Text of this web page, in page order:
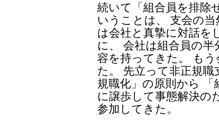
続いて「組合員を排除
いうことは、 支会の
は会社と真摯に対話を
に、 会社は組合員の
容を持ってきた。 も
た。 先立って非正規
規職化」の原則から
に譲歩して事態解決の
参加してきた。